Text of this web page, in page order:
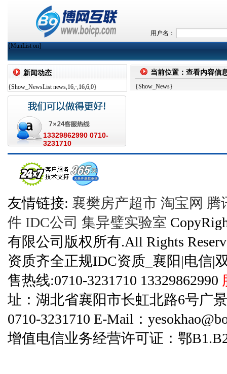
用户名：
{MunList on}
新闻动态
{Show_NewsList news,16,·,16,6,0}
13329862990 0710-
3231710
当前位置：查看内容信
{Show_News}
友情链接: 襄樊房产超市 淘宝网 腾
件 IDC公司 集异璧实验室
有限公司版权所有.All Rights
资质齐全正规IDC资质_襄阳|电信|
售热线:0710-3231710 13329862990
址：湖北省襄阳市长虹北路6号广
0710-3231710 E-Mail：
增值电信业务经营许可证：鄂